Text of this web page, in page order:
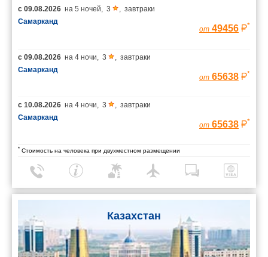
с 09.08.2026 на 5 ночей, 3 , завтраки
Самарканд
от 49456 *
с 09.08.2026 на 4 ночи, 3 , завтраки
Самарканд
от 65638 *
с 10.08.2026 на 4 ночи, 3 , завтраки
Самарканд
от 65638 *
* Стоимость на человека при двухместном размещении
Казахстан